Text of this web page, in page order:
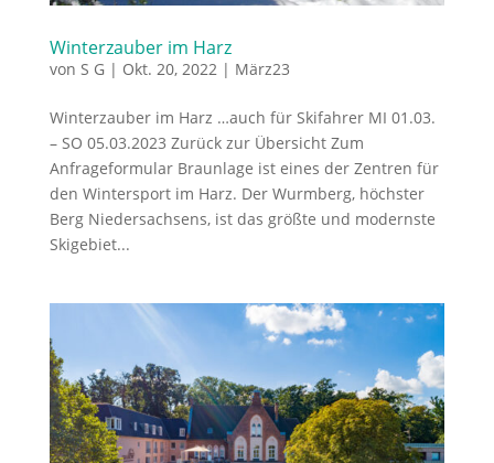
Winterzauber im Harz
von S G| Okt. 20, 2022 | März23
Winterzauber im Harz …auch für Skifahrer MI 01.03.
– SO 05.03.2023 Zurück zur Übersicht Zum
Anfrageformular Braunlage ist eines der Zentren für
den Wintersport im Harz. Der Wurmberg, höchster
Berg Niedersachsens, ist das größte und modernste
Skigebiet...